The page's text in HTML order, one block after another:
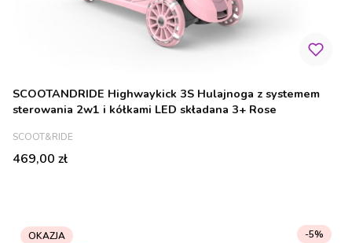
SCOOTANDRIDE Highwaykick 3S Hulajnoga z systemem
sterowania 2w1 i kółkami LED składana 3+ Rose
PRODUCENT
SCOOT&RIDE
Cena
469,00 zł
OKAZJA
-5%